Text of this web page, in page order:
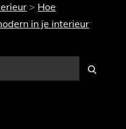
> Hoe
in je interieur
Search